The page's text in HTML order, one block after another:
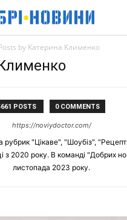
by Катерина Клименко
POSTS 0 COMMENTS
https://noviydoctor.com/
рубрик "Цікаве", "Шоубіз",
з 2020 року. В команді "Добрих
листопада 2023 року.